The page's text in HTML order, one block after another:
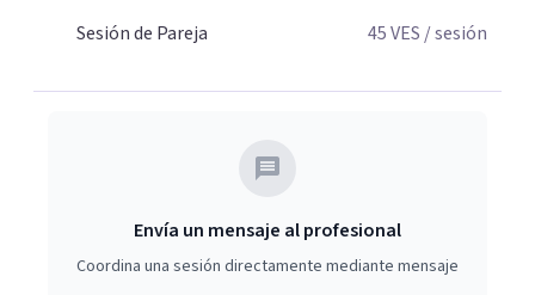
Sesión de Pareja
45VES / sesión
Envía un mensaje al profesional
Coordina una sesión directamente mediante mensaje